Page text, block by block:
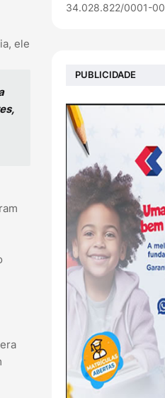
ele
34.028.822/0001-00
PUBLICIDADE